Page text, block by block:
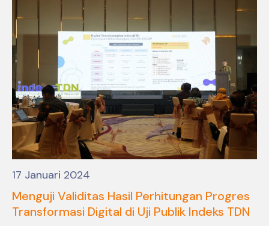
17 Januari 2024
Menguji Validitas Hasil Perhitungan Progres
Transformasi Digital di Uji Publik Indeks TDN